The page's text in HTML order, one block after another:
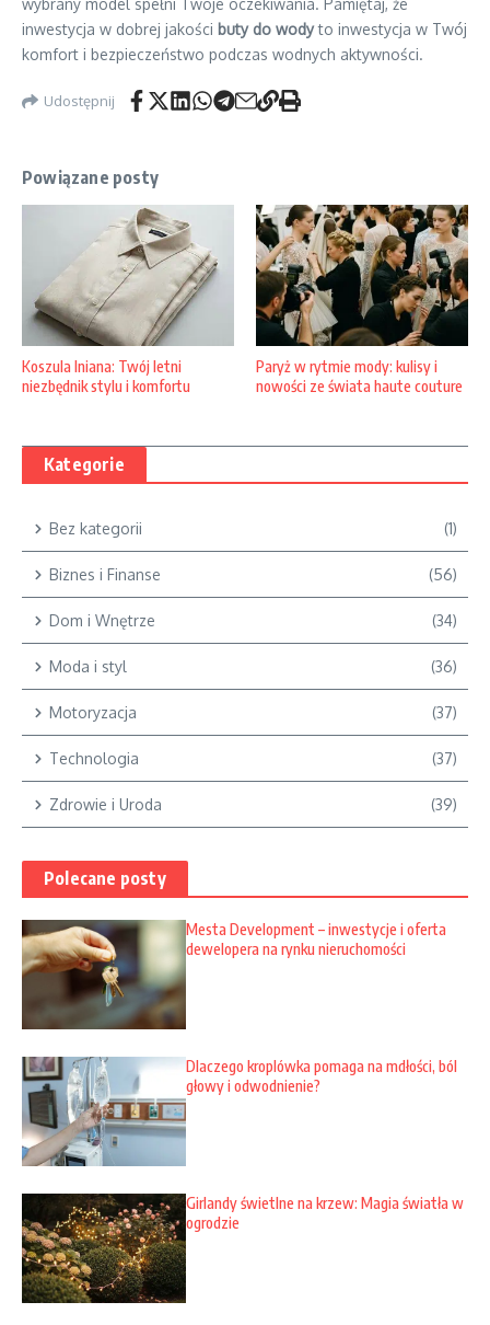
wybrany model spełni Twoje oczekiwania. Pamiętaj, że
inwestycja w dobrej jakości buty do wodyto inwestycja w Twój
komfort i bezpieczeństwo podczas wodnych aktywności.
Udostępnij
Powiązane posty
Koszula lniana: Twój letni
niezbędnik stylu i komfortu
Paryż w rytmie mody: kulisy i
nowości ze świata haute couture
Kategorie
Bez kategorii (1)
Biznes i Finanse (56)
Dom i Wnętrze (34)
Moda i styl (36)
Motoryzacja (37)
Technologia (37)
Zdrowie i Uroda (39)
Polecane posty
Mesta Development – inwestycje i oferta
dewelopera na rynku nieruchomości
Dlaczego kroplówka pomaga na mdłości, ból
głowy i odwodnienie?
Girlandy świetlne na krzew: Magia światła w
ogrodzie